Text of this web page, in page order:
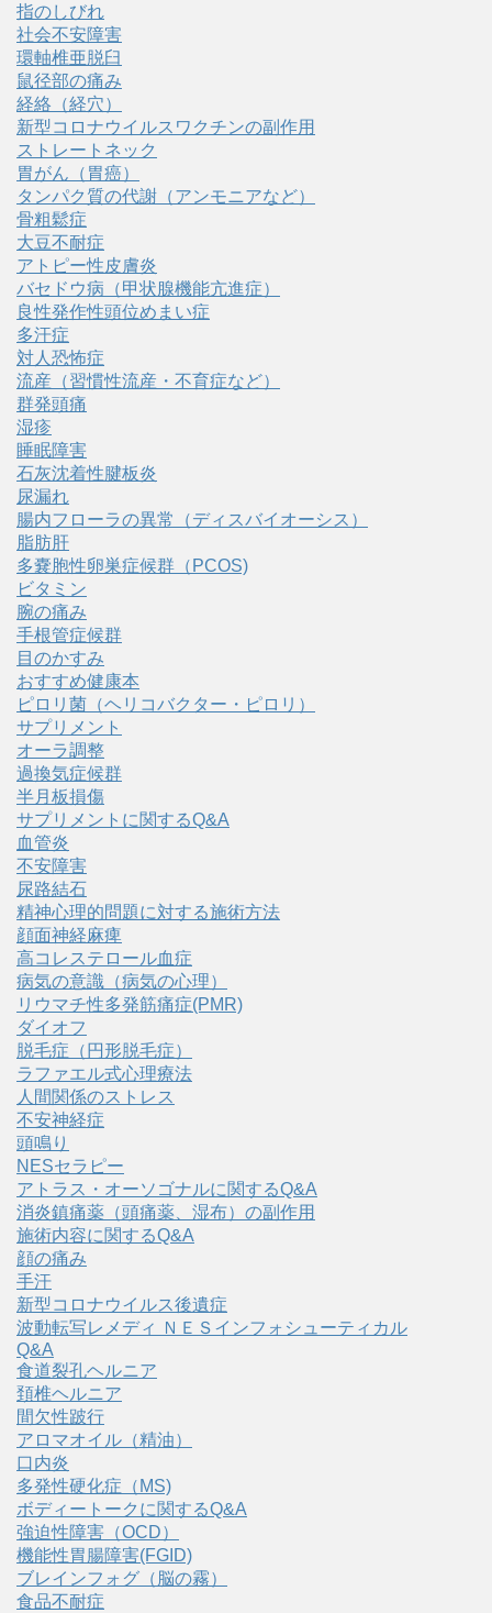
指のしびれ
社会不安障害
環軸椎亜脱臼
鼠径部の痛み
経絡（経穴）
新型コロナウイルスワクチンの副作用
ストレートネック
胃がん（胃癌）
タンパク質の代謝（アンモニアなど）
骨粗鬆症
大豆不耐症
アトピー性皮膚炎
バセドウ病（甲状腺機能亢進症）
良性発作性頭位めまい症
多汗症
対人恐怖症
流産（習慣性流産・不育症など）
群発頭痛
湿疹
睡眠障害
石灰沈着性腱板炎
尿漏れ
腸内フローラの異常（ディスバイオーシス）
脂肪肝
多嚢胞性卵巣症候群（PCOS)
ビタミン
腕の痛み
手根管症候群
目のかすみ
おすすめ健康本
ピロリ菌（ヘリコバクター・ピロリ）
サプリメント
オーラ調整
過換気症候群
半月板損傷
サプリメントに関するQ&A
血管炎
不安障害
尿路結石
精神心理的問題に対する施術方法
顔面神経麻痺
高コレステロール血症
病気の意識（病気の心理）
リウマチ性多発筋痛症(PMR)
ダイオフ
脱毛症（円形脱毛症）
ラファエル式心理療法
人間関係のストレス
不安神経症
頭鳴り
NESセラピー
アトラス・オーソゴナルに関するQ&A
消炎鎮痛薬（頭痛薬、湿布）の副作用
施術内容に関するQ&A
顔の痛み
手汗
新型コロナウイルス後遺症
波動転写レメディ ＮＥＳインフォシューティカル
Q&A
食道裂孔ヘルニア
頚椎ヘルニア
間欠性跛行
アロマオイル（精油）
口内炎
多発性硬化症（MS)
ボディートークに関するQ&A
強迫性障害（OCD）
機能性胃腸障害(FGID)
ブレインフォグ（脳の霧）
食品不耐症